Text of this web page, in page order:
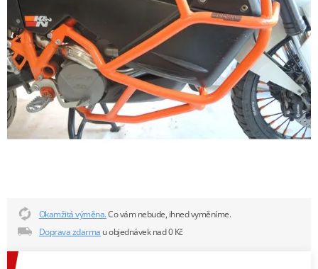
Okamžitá výměna.Co vám nebude, ihned vyměníme.
Doprava zdarma u objednávek nad 0 Kč